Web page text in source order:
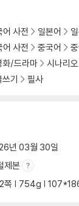
도움이 된다
어 사전 일본어
어 사전 중국어
화/드라마
시나리
쓰기 필사
년 03월 30일
제본
쪽 | 754g |